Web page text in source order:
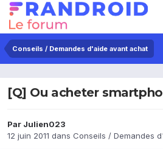
Conseils / Demandes d'aide avant achat
[Q] Ou acheter
Par Julien023
12 juin 2011 dans Conseils / Demandes